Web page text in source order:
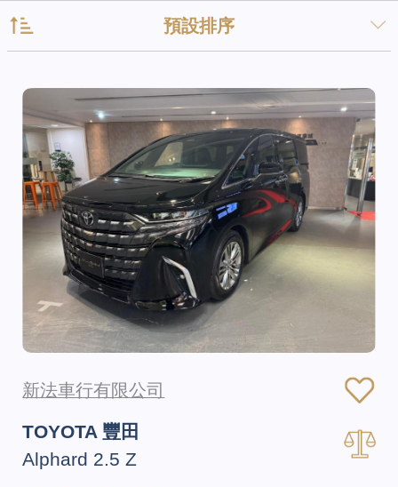
預設排序
新法車行有限公司
TOYOTA 豐田
Alphard 2.5 Z